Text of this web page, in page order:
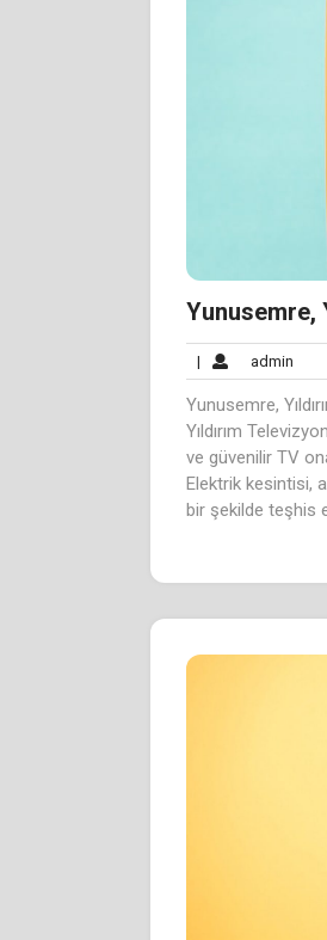
Yunusemre,
| admin
Yunusemre,
Yıldırım
ve güvenilir TV
Elektrik kesintisi,
bir şekilde teşhis